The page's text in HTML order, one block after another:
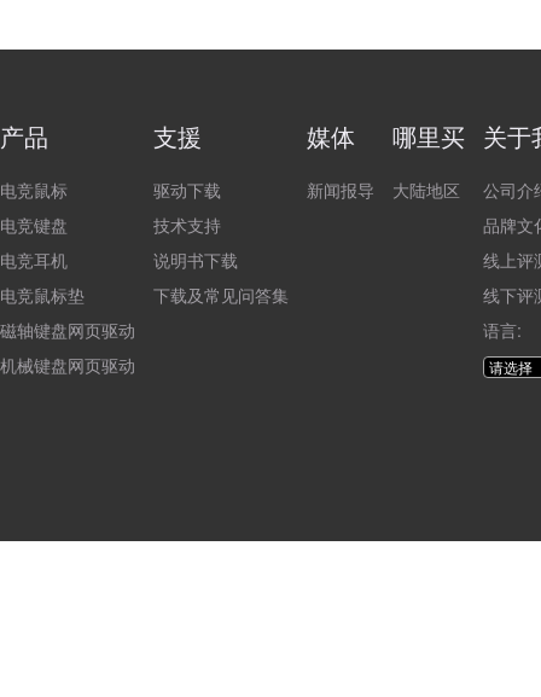
产品
电竞鼠标
电竞键盘
电竞耳机
电竞鼠标垫
磁轴键盘网页驱动
机械键盘网页驱动
支援
驱动下载
技术支持
说明书下载
下载及常见问答集
媒体
新闻报导
哪里买
大陆地区
关于
公司介
品牌文
线上评
线下评
语言: